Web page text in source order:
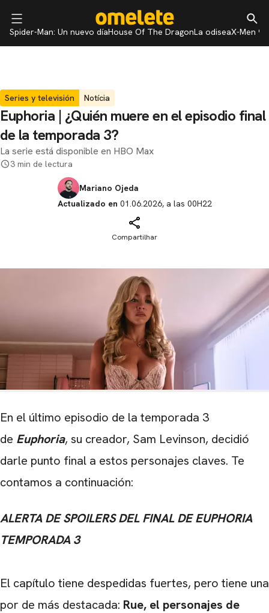
Spider-Man: Un nuevo díaHouse Of The DragonLa odiseaX-Men 97
Series y televisión Notícia
Euphoria | ¿Quién muere en el episodio final
de la temporada 3?
La serie está disponible en HBO Max
3 min de lectura
Mariano Ojeda
Actualizado en 01.06.2026, a las 00H22
Compartilhar
En el último episodio de la temporada 3
de Euphoria, su creador, Sam Levinson, decidió
darle punto final a estos personajes claves. Te
contamos a continuación:
ALERTA DE SPOILERS DEL FINAL DE EUPHORIA
TEMPORADA 3
El capítulo tiene despedidas fuertes, pero tiene una
por de más destacada: Rue, el personajes de